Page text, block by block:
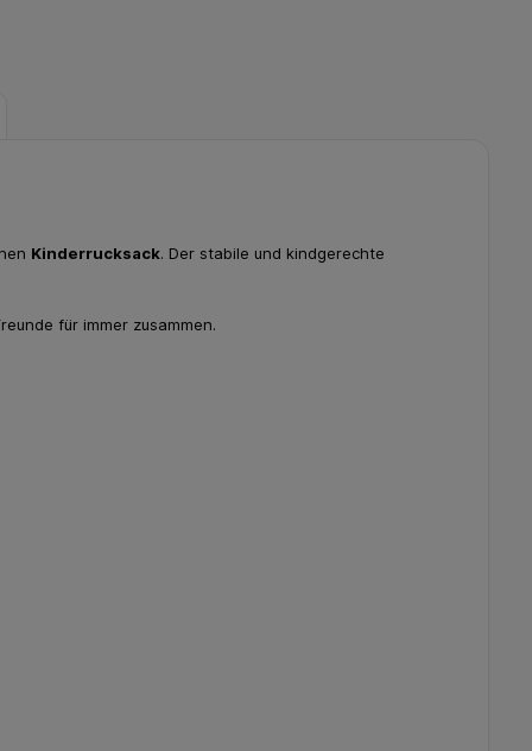
Kinderrucksack. Der stabile und kindgerechte
für immer zusammen.